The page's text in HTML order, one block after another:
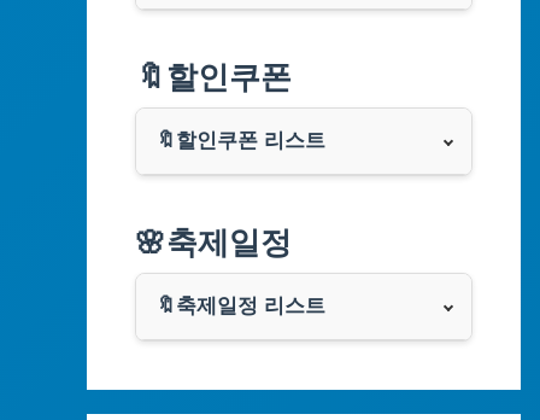
부산광역시
대구광역시
인천광역시
광주광역시
🔖할인쿠폰
🔖할인쿠폰 리스트
쿠팡
클룩
🌸축제일정
🔖축제일정 리스트